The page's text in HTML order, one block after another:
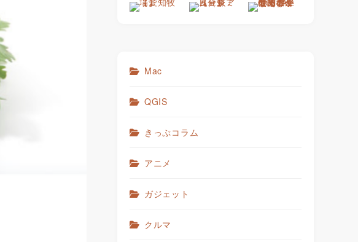
Mac
QGIS
きっぷコラム
アニメ
ガジェット
クルマ